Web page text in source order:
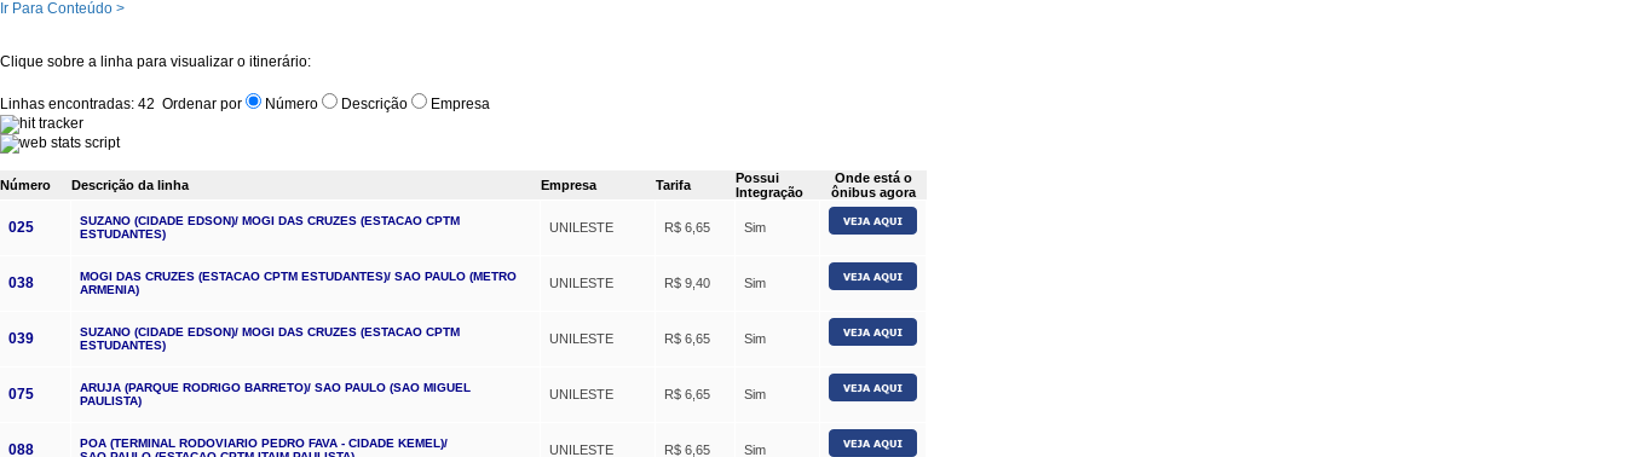
Ir Para Conteúdo >
Clique sobre a linha para visualizar o itinerário:
Linhas encontradas: 42 Ordenar por Número Descrição Empresa
Número Descrição da linha Empresa Tarifa
Possui
Integração
Onde está o
ônibus agora
025
SUZANO (CIDADE EDSON)/ MOGI DAS CRUZES (ESTACAO CPTM
ESTUDANTES)
UNILESTE R$ 6,65 Sim
038
MOGI DAS CRUZES (ESTACAO CPTM ESTUDANTES)/ SAO PAULO (METRO
ARMENIA)
UNILESTE R$ 9,40 Sim
039
SUZANO (CIDADE EDSON)/ MOGI DAS CRUZES (ESTACAO CPTM
ESTUDANTES)
UNILESTE R$ 6,65 Sim
075
ARUJA (PARQUE RODRIGO BARRETO)/ SAO PAULO (SAO MIGUEL
PAULISTA)
UNILESTE R$ 6,65 Sim
088
POA (TERMINAL RODOVIARIO PEDRO FAVA - CIDADE KEMEL)/
UNILESTE R$ 6,65 Sim